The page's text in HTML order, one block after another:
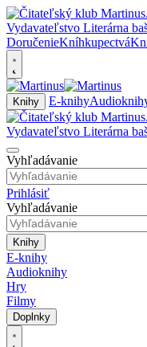
DoručenieKníhkupectvá
Knihy E-knihy
Vyhľadávanie
Prihlásiť
Vyhľadávanie
Knihy
E-knihy
Audioknihy
Hry
Filmy
Doplnky